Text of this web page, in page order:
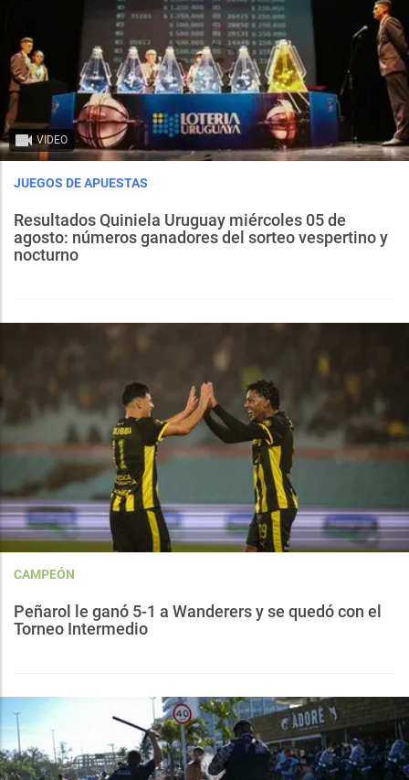
VIDEO
JUEGOS DE APUESTAS
Resultados Quiniela Uruguay miércoles 05 de
agosto: números ganadores del sorteo vespertino y
nocturno
CAMPEÓN
Peñarol le ganó 5-1 a Wanderers y se quedó con el
Torneo Intermedio